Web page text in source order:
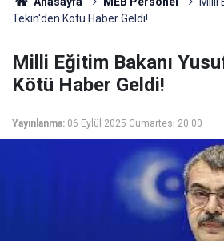
Tekin'den Kötü Haber Geldi!
Milli Eğitim Bakanı
Kötü Haber Geldi!
Yayınlanma: 06 Eylül 2025 Cumartesi 20:00